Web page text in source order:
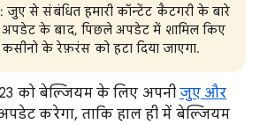
जुए से संबंधित हमारी कॉन्टेंट कैटगरी के बारे
के बाद, पिछले अपडेट में शामिल किए
के रेफ़रंस को हटा दिया जाएगा.
को बेल्जियम के लिए अपनी जुए और
करेगा, ताकि हाल ही में बेल्जियम